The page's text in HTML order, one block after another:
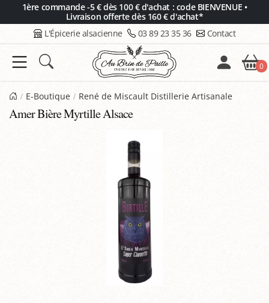
1ère commande -5 € dès 100 € d'achat : code BIENVENUE •
Livraison offerte dès 160 € d'achat*
L'Épicerie alsacienne 03 89 23 35 36 Contact
0
E-Boutique René de Miscault Distillerie Artisanale
Amer Bière Myrtille Alsace
Panneau de gestion des cookies